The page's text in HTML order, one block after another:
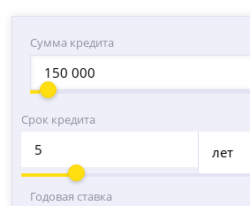
Сумма кредита
Срок кредита
лет
Годовая ставка